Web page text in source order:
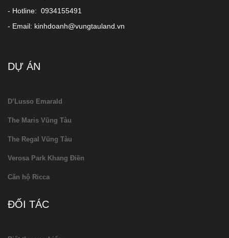
- Hotline: 0934155491
- Email: kinhdoanh@vungtauland.vn
DỰ ÁN
D’Lusso Emarald
The Maris Vũng Tàu
The Regal Vũng Tàu
Verosa Park Khang Điền
Căn hộ Ricca
ĐỐI TÁC